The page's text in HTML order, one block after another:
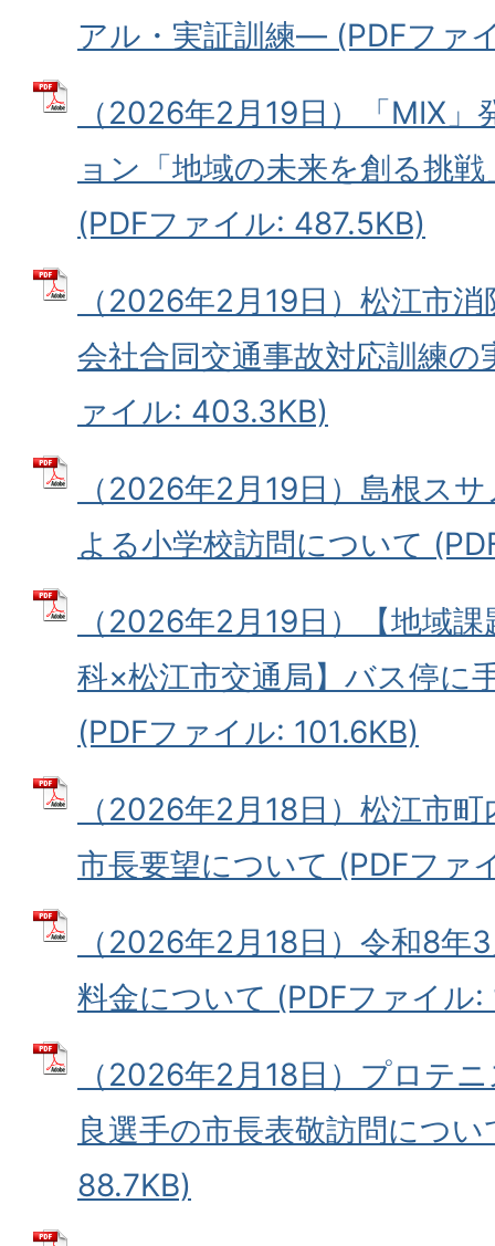
アル・実証訓練― (PDFファ
（2026年2月19日）「MIX
ョン「地域の未来を創る挑
(PDFファイル: 487.5KB)
（2026年2月19日）松江市
会社合同交通事故対応訓練
ァイル: 403.3KB)
（2026年2月19日）島根ス
よる小学校訪問について
（2026年2月19日）【地域
科×松江市交通局】バス停に
(PDFファイル: 101.6KB)
（2026年2月18日）松江市
市長要望について (PDFファ
（2026年2月18日）令和8年
料金について (PDFファイル:
（2026年2月18日）プロテ
良選手の市長表敬訪問につ
88.7KB)